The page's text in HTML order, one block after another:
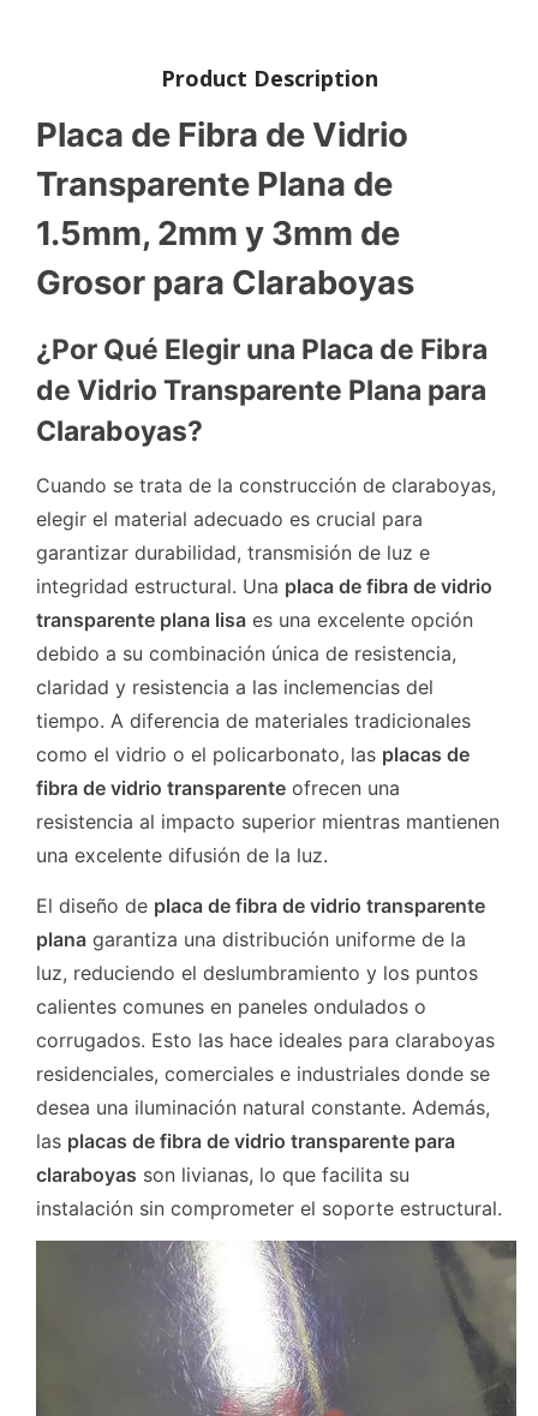
Product Description
Placa de Fibra de Vidrio
Transparente Plana de
1.5mm, 2mm y 3mm de
Grosor para Claraboyas
¿Por Qué Elegir una Placa de Fibra
de Vidrio Transparente Plana para
Claraboyas?
Cuando se trata de la construcción de claraboyas,
elegir el material adecuado es crucial para
garantizar durabilidad, transmisión de luz e
integridad estructural. Una placa de fibra de vidrio
transparente plana lisa es una excelente opción
debido a su combinación única de resistencia,
claridad y resistencia a las inclemencias del
tiempo. A diferencia de materiales tradicionales
como el vidrio o el policarbonato, las placas de
fibra de vidrio transparente ofrecen una
resistencia al impacto superior mientras mantienen
una excelente difusión de la luz.
El diseño de placa de fibra de vidrio transparente
plana garantiza una distribución uniforme de la
luz, reduciendo el deslumbramiento y los puntos
calientes comunes en paneles ondulados o
corrugados. Esto las hace ideales para claraboyas
residenciales, comerciales e industriales donde se
desea una iluminación natural constante. Además,
las placas de fibra de vidrio transparente para
claraboyas son livianas, lo que facilita su
instalación sin comprometer el soporte estructural.